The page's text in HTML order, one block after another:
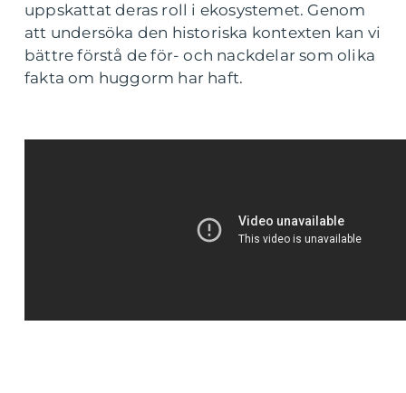
uppskattat deras roll i ekosystemet. Genom
att undersöka den historiska kontexten kan vi
bättre förstå de för- och nackdelar som olika
fakta om huggorm har haft.